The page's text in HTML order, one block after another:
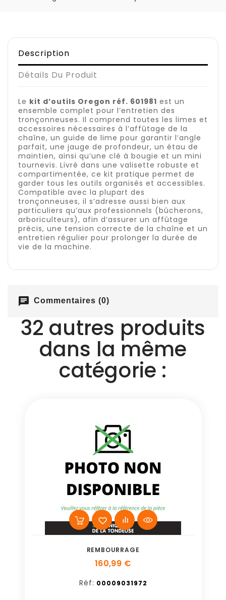
Description
Détails Du Produit
Le kit d’outils Oregon réf. 601981 est un
ensemble complet pour l’entretien des
tronçonneuses. Il comprend toutes les limes et
accessoires nécessaires à l’affûtage de la
chaîne, un guide de lime pour garantir l’angle
parfait, une jauge de profondeur, un étau de
maintien, ainsi qu’une clé à bougie et un mini
tournevis. Livré dans une valisette robuste et
compartimentée, ce kit pratique permet de
garder tous les outils organisés et accessibles.
Compatible avec la plupart des
tronçonneuses, il s’adresse aussi bien aux
particuliers qu’aux professionnels (bûcherons,
arboriculteurs), afin d’assurer un affûtage
précis, une tension correcte de la chaîne et un
entretien régulier pour prolonger la durée de
vie de la machine.
chat Commentaires (0)
32 autres produits
dans la même
catégorie :
REMBOURRAGE
160,99 €
Réf: 00009031972